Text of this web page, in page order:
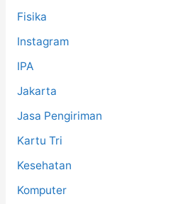
Fisika
Instagram
IPA
Jakarta
Jasa Pengiriman
Kartu Tri
Kesehatan
Komputer